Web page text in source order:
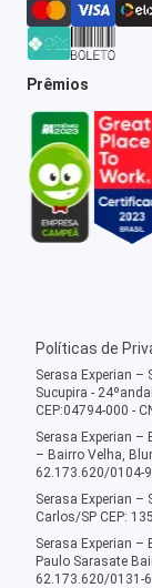
Prêmios
Políticas de
Serasa Experian –
Sucupira -
CEP:04794-000 -
Serasa Experian –
– Bairro Velha,
62.173.620/0104-
Serasa Experian –
Carlos/SP CEP:
Serasa Experian –
Paulo Sarasate
62.173.620/0131-